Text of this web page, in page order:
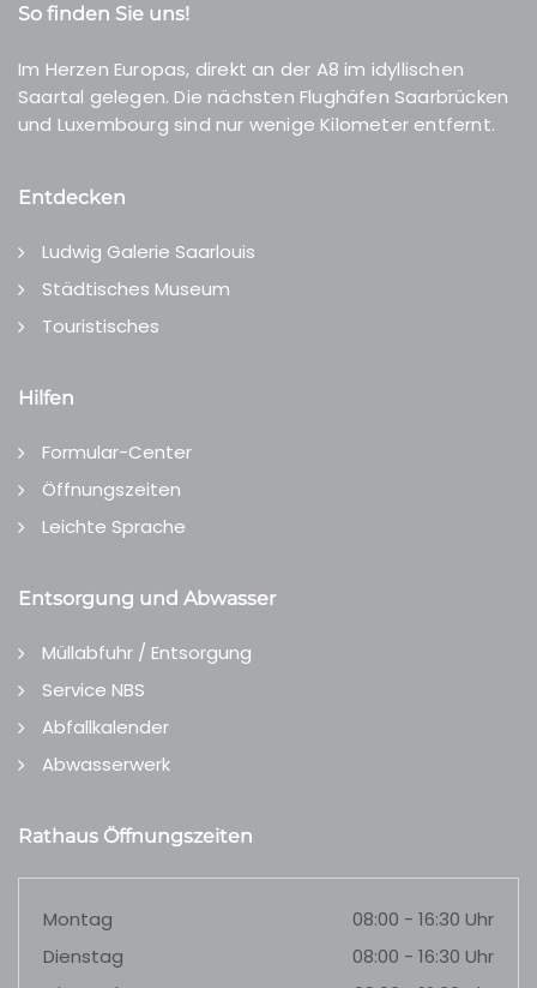
So finden Sie uns!
Im Herzen Europas, direkt an der A8 im idyllischen
Saartal gelegen. Die nächsten Flughäfen Saarbrücken
und Luxembourg sind nur wenige Kilometer entfernt.
Entdecken
Ludwig Galerie Saarlouis
Städtisches Museum
Touristisches
Hilfen
Formular-Center
Öffnungszeiten
Leichte Sprache
Entsorgung und Abwasser
Müllabfuhr / Entsorgung
Service NBS
Abfallkalender
Abwasserwerk
Rathaus Öffnungszeiten
Montag
08:00 - 16:30 Uhr
Dienstag
08:00 - 16:30 Uhr